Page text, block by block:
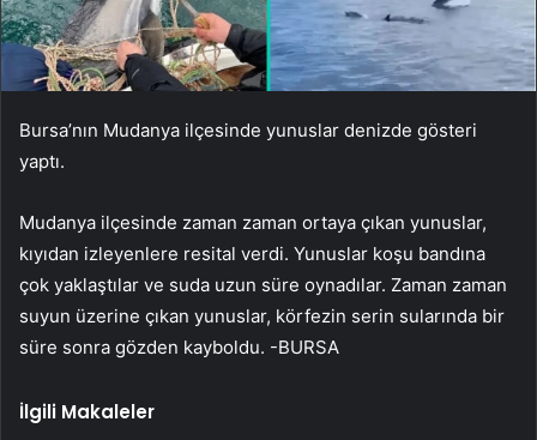
Bursa’nın Mudanya ilçesinde yunuslar denizde gösteri
yaptı.
Mudanya ilçesinde zaman zaman ortaya çıkan yunuslar,
kıyıdan izleyenlere resital verdi. Yunuslar koşu bandına
çok yaklaştılar ve suda uzun süre oynadılar. Zaman zaman
suyun üzerine çıkan yunuslar, körfezin serin sularında bir
süre sonra gözden kayboldu. -BURSA
İlgili Makaleler